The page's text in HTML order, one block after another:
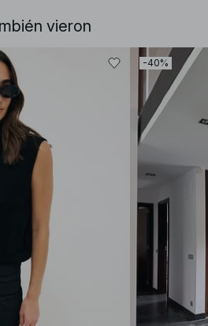
vieron
-40%